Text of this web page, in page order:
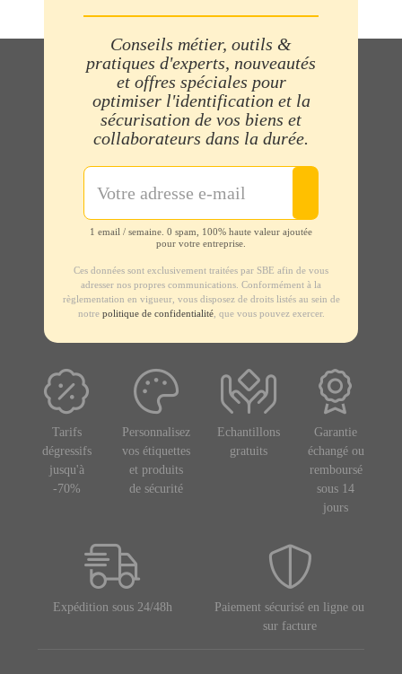
Conseils métier, outils &
pratiques d'experts, nouveautés
et offres spéciales pour
optimiser l'identification et la
sécurisation de vos biens et
collaborateurs dans la durée.
1 email / semaine. 0 spam, 100% haute valeur ajoutée
pour votre entreprise.
Ces données sont exclusivement traitées par SBE afin de vous
adresser nos propres communications. Conformément à la
règlementation en vigueur, vous disposez de droits listés au sein de
notre politique de confidentialité, que vous pouvez exercer.
Tarifs
dégressifs
jusqu'à
-70%
Personnalisez
vos étiquettes
et produits
de sécurité
Echantillons
gratuits
Garantie
échangé ou
remboursé
sous 14
jours
Expédition sous 24/48h
Paiement sécurisé en ligne ou
sur facture